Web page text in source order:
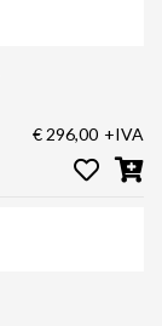
€ 296,00 +IVA